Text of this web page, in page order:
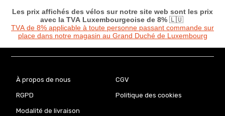
Les prix affichés des vélos sur notre site web sont les prix
avec la TVA Luxembourgeoise de 8% 🇱🇺
TVA de 8% applicable à toute personne passant commande sur
place dans notre magasin au Grand Duché de Luxembourg
À propos de nous CGV
RGPD Politique des cookies
Modalité de livraison